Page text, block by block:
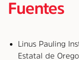
Fuentes
Linus Pauling
Estatal de